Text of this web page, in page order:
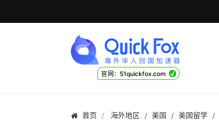
官网：51quickfox.com √
首页 海外地区 / 美国 / 美国留学 /